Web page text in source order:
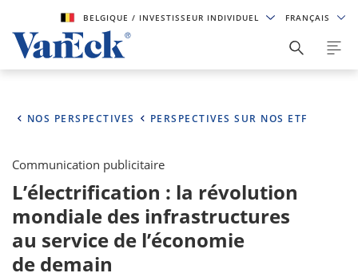
BELGIQUE/ INVESTISSEUR INDIVIDUEL FRANÇAIS
NOS PERSPECTIVES PERSPECTIVES SUR NOS ETF
Communication publicitaire
L’électrification : la révolution
mondiale des infrastructures
au service de l’économie
de demain